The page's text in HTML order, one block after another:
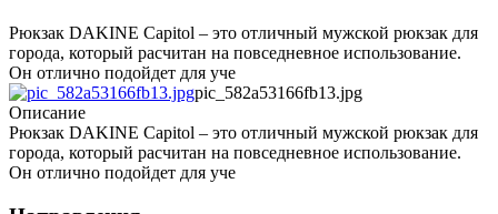
Рюкзак DAKINE Capitol – это отличный мужской рюкзак для
города, который расчитан на повседневное использование.
Он отлично подойдет для уче
pic_582a53166fb13.jpg
Описание
Рюкзак DAKINE Capitol – это отличный мужской рюкзак для
города, который расчитан на повседневное использование.
Он отлично подойдет для уче